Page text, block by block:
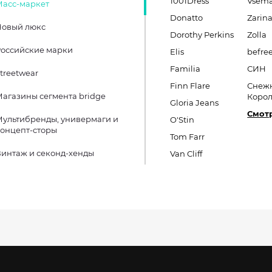
маркет
люкс
марки
сегмента bridge
универмаги и
сторы
и секонд-хенды
Donatto
Dorothy Perkins
Elis
Familia
Finn Flare
Gloria Jeans
O'Stin
Tom Farr
Van Cliff
Zarina
Zolla
СИН